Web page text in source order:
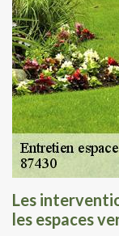
Les
les espaces